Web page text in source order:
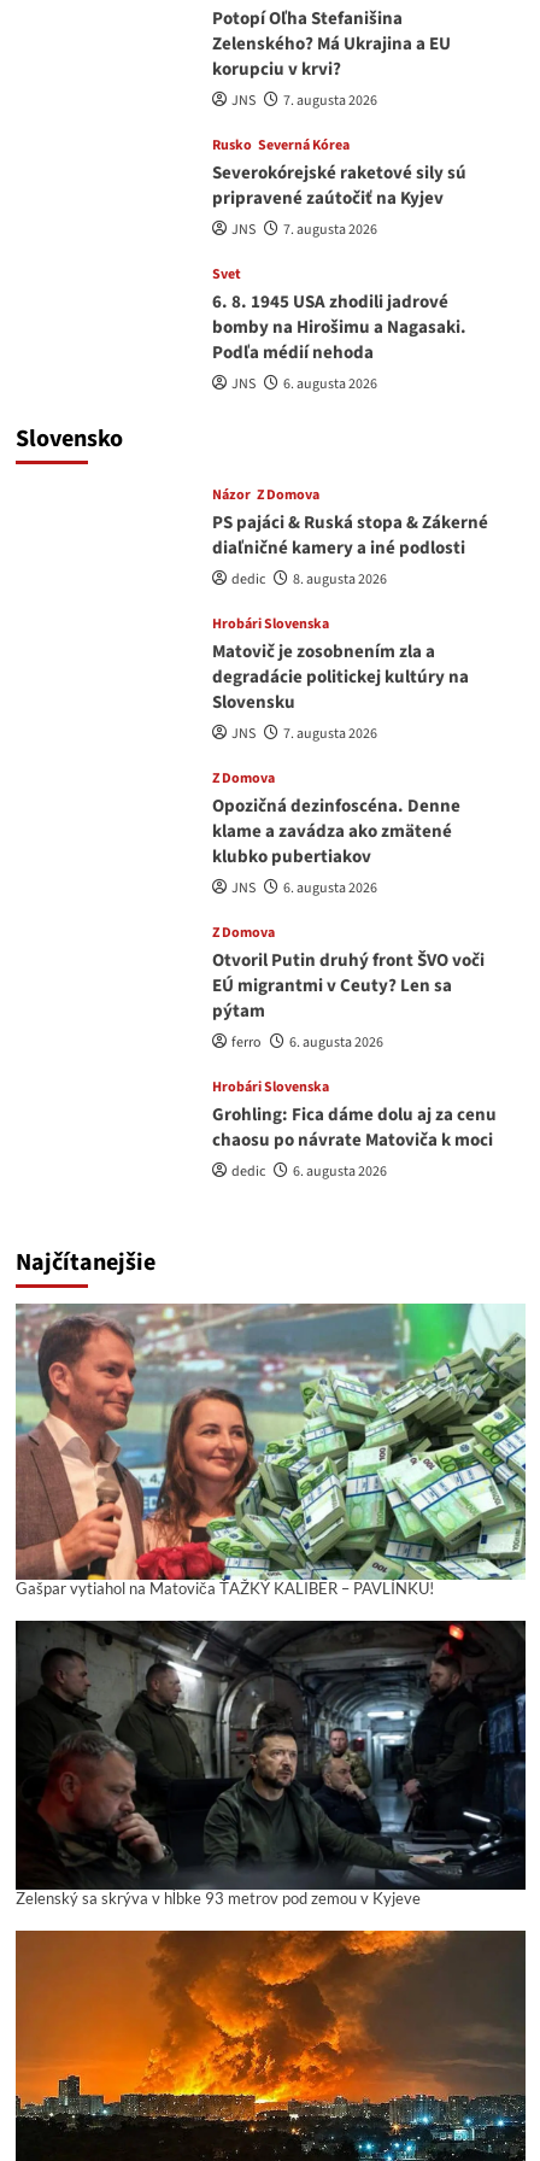
Potopí Oľha Stefanišina
Zelenského? Má Ukrajina a EU
korupciu v krvi?
JNS 7. augusta 2026
Rusko Severná Kórea
Severokórejské raketové sily sú
pripravené zaútočiť na Kyjev
JNS 7. augusta 2026
Svet
6. 8. 1945 USA zhodili jadrové
bomby na Hirošimu a Nagasaki.
Podľa médií nehoda
JNS 6. augusta 2026
Slovensko
Názor Z Domova
PS pajáci & Ruská stopa & Zákerné
diaľničné kamery a iné podlosti
dedic 8. augusta 2026
Hrobári Slovenska
Matovič je zosobnením zla a
degradácie politickej kultúry na
Slovensku
JNS 7. augusta 2026
Z Domova
Opozičná dezinfoscéna. Denne
klame a zavádza ako zmätené
klubko pubertiakov
JNS 6. augusta 2026
Z Domova
Otvoril Putin druhý front ŠVO voči
EÚ migrantmi v Ceuty? Len sa
pýtam
ferro 6. augusta 2026
Hrobári Slovenska
Grohling: Fica dáme dolu aj za cenu
chaosu po návrate Matoviča k moci
dedic 6. augusta 2026
Najčítanejšie
Gašpar vytiahol na Matoviča ŤAŽKÝ KALIBER – PAVLÍNKU!
Zelenský sa skrýva v hĺbke 93 metrov pod zemou v Kyjeve